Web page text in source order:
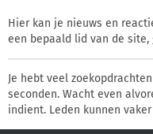
Hier kan je nieuws en
een bepaald lid van de site,
Je hebt veel
seconden. Wacht even
indient. Leden kunnen